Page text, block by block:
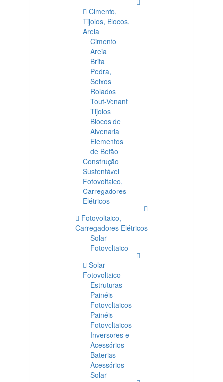
Cimento,
Tijolos, Blocos,
Areia
Cimento
Areia
Brita
Pedra,
Seixos
Rolados
Tout-Venant
Tijolos
Blocos de
Alvenaria
Elementos
de Betão
Construção
Sustentável
Fotovoltaico,
Carregadores
Elétricos
Fotovoltaico,
Carregadores Elétricos
Solar
Fotovoltaico
Solar
Fotovoltaico
Estruturas
Painéis
Fotovoltaicos
Painéis
Fotovoltaicos
Inversores e
Acessórios
Baterias
Acessórios
Solar